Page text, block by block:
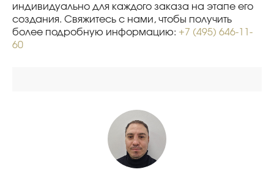
индивидуально для каждого заказа на этапе его
создания. Свяжитесь с нами, чтобы получить
более подробную информацию: +7 (495) 646-11-
60